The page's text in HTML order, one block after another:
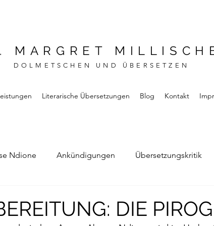
MARGRET
DOLMETSCHEN UND ÜBERSETZEN
Literarische Übersetzungen Blog Kontakt
Ndione Ankündigungen Übersetzungskritik
DIE